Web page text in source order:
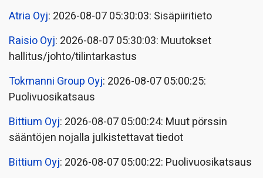
Atria Oyj: 2026-08-07 05:30:03: Sisäpiiritieto
Raisio Oyj: 2026-08-07 05:30:03: Muutokset
hallitus/johto/tilintarkastus
Tokmanni Group Oyj: 2026-08-07 05:00:25:
Puolivuosikatsaus
Bittium Oyj: 2026-08-07 05:00:24: Muut pörssin
sääntöjen nojalla julkistettavat tiedot
Bittium Oyj: 2026-08-07 05:00:22: Puolivuosikatsaus